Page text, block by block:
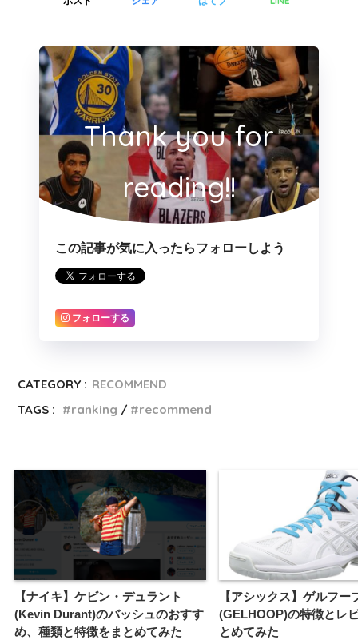
Thank you for
reading!!
この記事が気に入ったらフォローしよう
フォローする
CATEGORY : RECOMMEND
TAGS :
ranking recommend
【ナイキ】ケビン・デュラント
(Kevin Durant)のバッシュのおすす
め、種類と特徴をまとめてみた
【アシックス】ゲルフー
(GELHOOP)の特徴とレ
とめてみた